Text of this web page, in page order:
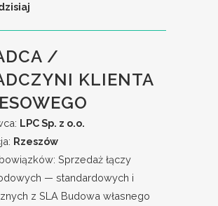
/
KLIENTA
LPC Sp. z o.o.
Rzeszów
Sprzedaż łączy
— standardowych i
z SLA Budowa własnego